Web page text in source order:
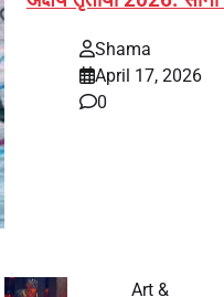
Shama
April 17, 2026
0
Art &